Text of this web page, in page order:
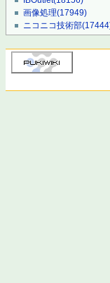
画像処理(17949)
ニコニコ技術部